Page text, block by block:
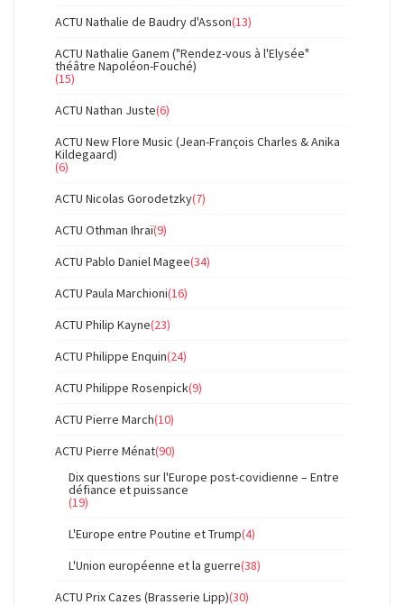
ACTU Nathalie de Baudry d'Asson(13)
ACTU Nathalie Ganem ("Rendez-vous à l'Elysée"
théâtre Napoléon-Fouché)
(15)
ACTU Nathan Juste(6)
ACTU New Flore Music (Jean-François Charles & Anika
Kildegaard)
(6)
ACTU Nicolas Gorodetzky(7)
ACTU Othman Ihraï(9)
ACTU Pablo Daniel Magee(34)
ACTU Paula Marchioni(16)
ACTU Philip Kayne(23)
ACTU Philippe Enquin(24)
ACTU Philippe Rosenpick(9)
ACTU Pierre March(10)
ACTU Pierre Ménat(90)
Dix questions sur l'Europe post-covidienne – Entre
défiance et puissance
(19)
L'Europe entre Poutine et Trump(4)
L'Union européenne et la guerre(38)
ACTU Prix Cazes (Brasserie Lipp)(30)